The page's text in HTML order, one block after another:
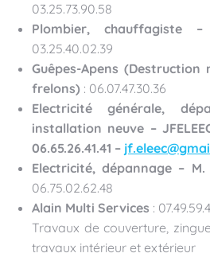
03.25.73.90.58
Plombier, chauffagiste
03.25.40.02.39
Guêpes-Apens
frelons) : 06.07.47.30.36
Electricité générale,
installation neuve –
06.65.26.41.41 –
Electricité, dépannage – M.
06.75.02.62.48
Alain Multi Services :
Travaux de couverture,
travaux intérieur et extérieur